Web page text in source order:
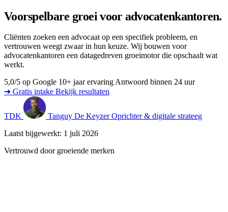
Voorspelbare groei voor advocatenkantoren.
Cliënten zoeken een advocaat op een specifiek probleem, en
vertrouwen weegt zwaar in hun keuze. Wij bouwen voor
advocatenkantoren een datagedreven groeimotor die opschaalt wat
werkt.
5,0/5 op Google 10+ jaar ervaring Antwoord binnen 24 uur
➜ Gratis intake Bekijk resultaten
TDK Tanguy De Keyzer Oprichter & digitale strateeg
Laatst bijgewerkt: 1 juli 2026
Vertrouwd door groeiende merken